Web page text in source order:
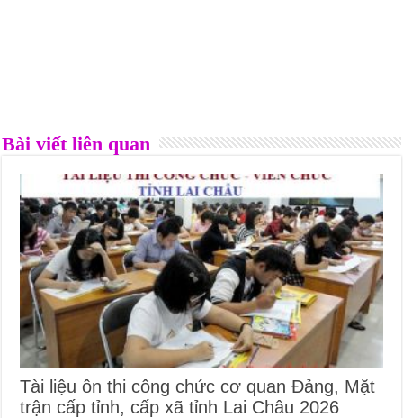
Bài viết liên quan
Tài liệu ôn thi công chức cơ quan Đảng, Mặt
trận cấp tỉnh, cấp xã tỉnh Lai Châu 2026